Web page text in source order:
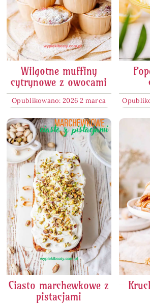
Wilgotne muffiny
cytrynowe z owocami
Opublikowano: 2026 2 marca
Ciasto marchewkowe z
pistacjami